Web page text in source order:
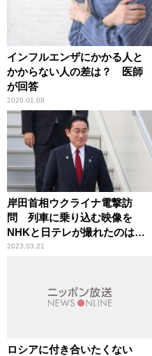
インフルエンザにかかる人と
かからない人の差は？ 医師
が回答
2020.01.08
岸田首相ウクライナ電撃訪
問 列車に乗り込む映像を
NHKと日テレが撮れたのは
「意図的なリーク」辛坊治郎
2023.03.21
ロシアに付き合いたくない